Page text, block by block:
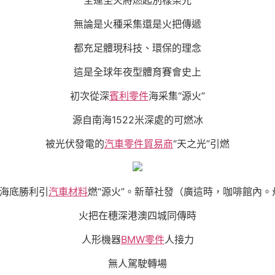
無論是火種采集還是火把傳遞
都充足體現科技、環保的理念
這是全球年夜型體育賽會史上
初次從深賓利零件海采集“源火”
源自南海1522米深處的可燃冰
被光伏發電的汽車零件貿易商“天之光”引燃
底勝利引汽車材料燃“源火”。新華社發（廣這時，咖啡館內。
火把在穗深港澳四城同傳時
人形機器BMW零件人接力
無人駕駛轉場